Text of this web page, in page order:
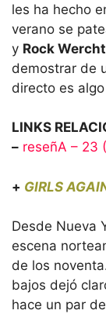
les ha hecho
verano se
y Rock
demostrar de
directo es
LINKS
– reseñA – 23
+ GIRLS
Desde Nueva
escena
de los
bajos dejó
hace un par